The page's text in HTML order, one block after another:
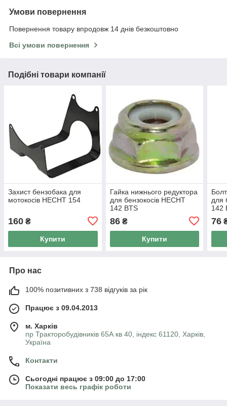
Умови повернення
Повернення товару впродовж 14 днів безкоштовно
Всі умови повернення
Подібні товари компанії
Захист бензобака для
мотокосів HECHT 154
160 ₴
Купити
Гайка нижнього редуктора
для бензокосів HECHT
142 BTS
86₴
Купити
для
142
76
Про нас
100% позитивних з 738 відгуків за рік
Працює з 09.04.2013
м. Харків
пр Тракторобудівників 65А кв 40, індекс 61120, Харків,
Україна
Контакти
Сьогодні працює з 09:00 до 17:00
Показати весь графік роботи